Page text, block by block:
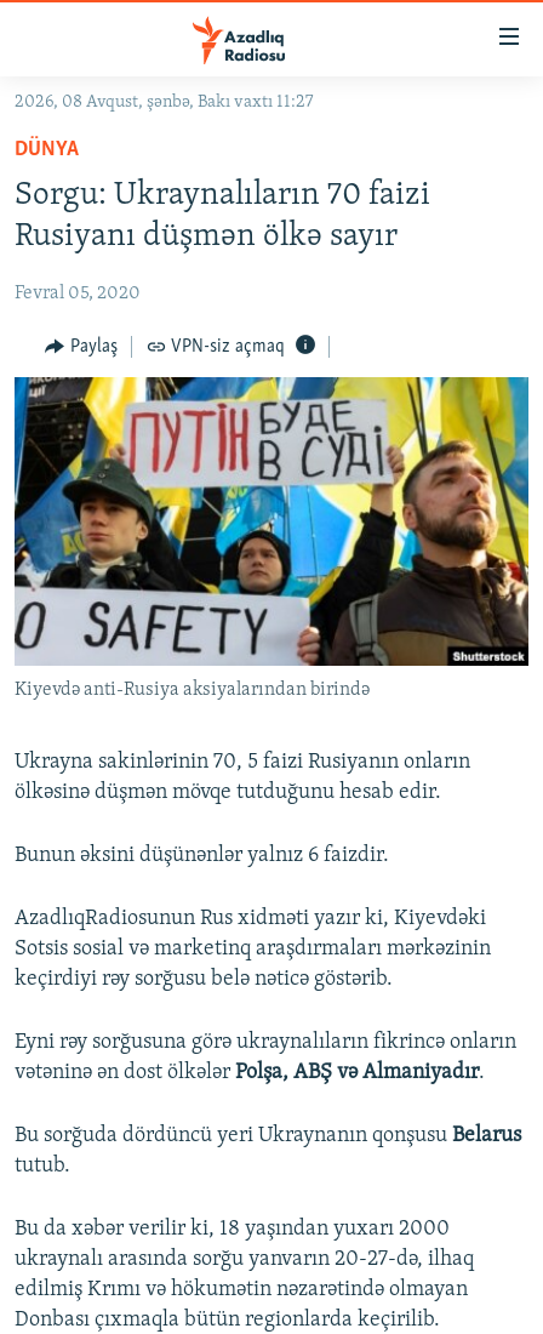
Əsas
qayıt
Əsas
naviqasiyaya
qayıt
Axtarışa
KORRUPSIOMETR
#ƏSLINDƏ
FƏRQƏ BAX
QANUNI DOĞRU
ARAŞDIRMA
MULTIMEDIA
VIDEO
FOTOQALEREYA
İNFOQRAFIKA
KARIKATURA
RADIO ARXIV
OXU ZALI
AZƏRBAYCAN ƏDƏBIYYATI KITABXANASI
İSLAM VƏ DEMOKRATIYA
İZ - MƏDƏNIYYƏT PROQRAMI
HAQQIMIZDA
MISSIYAMIZ
PEŞƏ ETIKASI VƏ JURNALISTIKA STANDARTLARIMIZ
MATERIALLARIMIZDAN ISTIFADƏ
AZADLIQRADIOSU MOBIL TELEFONUNUZDA
XƏBƏR BÜLLETENLƏRIMIZ
BIZI IZLƏ
RFE/RL-in bütün saytları
2026, 08 Avqust, şənbə, Bakı vaxtı 11:27
DÜNYA
Sorgu: Ukraynalıların 70 faizi
Rusiyanı düşmən ölkə sayır
Fevral 05, 2020
Paylaş VPN-siz açmaq
Kiyevdə anti-Rusiya aksiyalarından birində
Ukrayna sakinlərinin 70, 5 faizi Rusiyanın onların
ölkəsinə düşmən mövqe tutduğunu hesab edir.
Bunun əksini düşünənlər yalnız 6 faizdir.
AzadlıqRadiosunun Rus xidməti yazır ki, Kiyevdəki
Sotsis sosial və marketinq araşdırmaları mərkəzinin
keçirdiyi rəy sorğusu belə nəticə göstərib.
Eyni rəy sorğusuna görə ukraynalıların fikrincə onların
vətəninə ən dost ölkələr Polşa, ABŞ və Almaniyadır.
Bu sorğuda dördüncü yeri Ukraynanın qonşusu Belarus
tutub.
Bu da xəbər verilir ki, 18 yaşından yuxarı 2000
ukraynalı arasında sorğu yanvarın 20-27-də, ilhaq
edilmiş Krımı və hökumətin nəzarətində olmayan
Donbası çıxmaqla bütün regionlarda keçirilib.